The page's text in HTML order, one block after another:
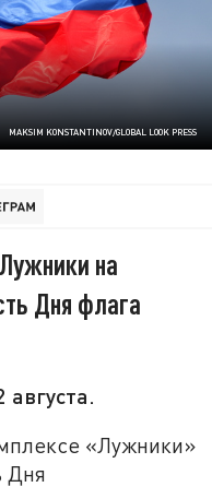
MAKSIM KONSTANTINOV/GLOBAL LOOK PRESS
на
Дня флага
августа.
«Лужники»
Дня